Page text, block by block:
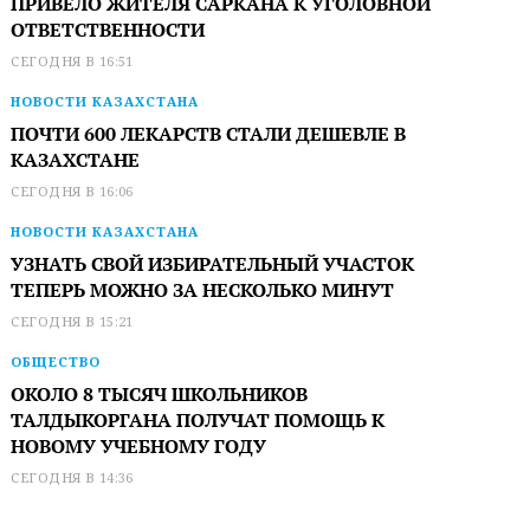
ОТВЕТСТВЕННОСТИ
СЕГОДНЯ В 16:51
НОВОСТИ КАЗАХСТАНА
ПОЧТИ 600 ЛЕКАРСТВ СТАЛИ ДЕШЕВЛЕ В
КАЗАХСТАНЕ
СЕГОДНЯ В 16:06
НОВОСТИ КАЗАХСТАНА
УЗНАТЬ СВОЙ ИЗБИРАТЕЛЬНЫЙ УЧАСТОК
ТЕПЕРЬ МОЖНО ЗА НЕСКОЛЬКО МИНУТ
СЕГОДНЯ В 15:21
ОБЩЕСТВО
ОКОЛО 8 ТЫСЯЧ ШКОЛЬНИКОВ
ТАЛДЫКОРГАНА ПОЛУЧАТ ПОМОЩЬ К
НОВОМУ УЧЕБНОМУ ГОДУ
СЕГОДНЯ В 14:36